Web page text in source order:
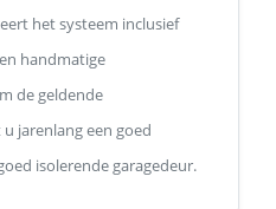
het systeem inclusief
handmatige
de geldende
jarenlang een goed
isolerende garagedeur.